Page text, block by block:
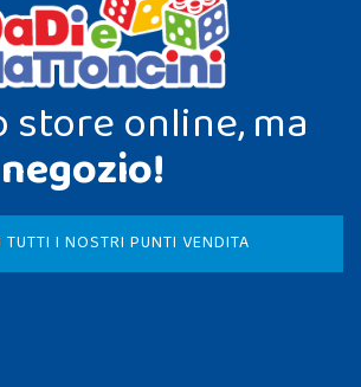
store online, ma
TUTTI I NOSTRI PUNTI VENDITA